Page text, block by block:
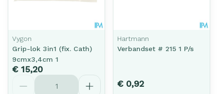
Vygon
Grip-lok 3in1 (fix. Cath)
9cmx3,4cm 1
€ 15,20
Aantal
Hartmann
Verbandset # 215 1 P/s
€ 0,92